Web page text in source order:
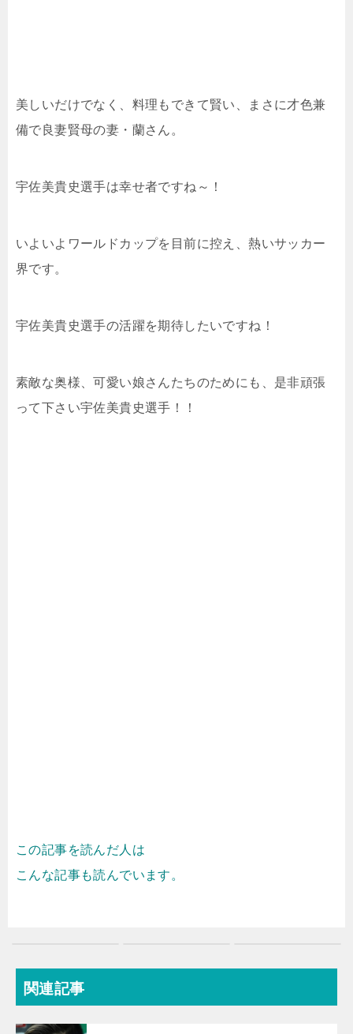
美しいだけでなく、料理もできて賢い、まさに才色兼
備で良妻賢母の妻・蘭さん。
宇佐美貴史選手は幸せ者ですね～！
いよいよワールドカップを目前に控え、熱いサッカー
界です。
宇佐美貴史選手の活躍を期待したいですね！
素敵な奥様、可愛い娘さんたちのためにも、是非頑張
って下さい宇佐美貴史選手！！
この記事を読んだ人は
こんな記事も読んでいます。
関連記事